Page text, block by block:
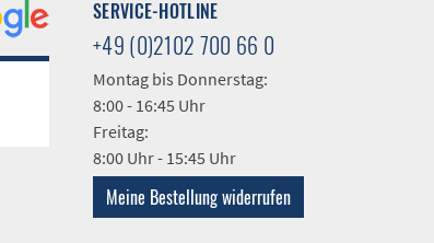
SERVICE-HOTLINE
+49 (0)2102 700 66 0
Montag bis Donnerstag:
8:00 - 16:45 Uhr
Freitag:
8:00 Uhr - 15:45 Uhr
Meine Bestellung widerrufen